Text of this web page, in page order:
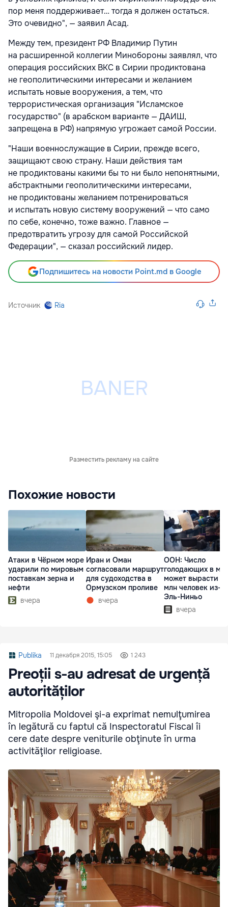
пор меня поддерживает… тогда я должен остаться.
Это очевидно", — заявил Асад.
Между тем, президент РФ Владимир Путин
на расширенной коллегии Минобороны заявлял, что
операция российских ВКС в Сирии продиктована
не геополитическими интересами и желанием
испытать новые вооружения, а тем, что
террористическая организация "Исламское
государство" (в арабском варианте — ДАИШ,
запрещена в РФ) напрямую угрожает самой России.
"Наши военнослужащие в Сирии, прежде всего,
защищают свою страну. Наши действия там
не продиктованы какими бы то ни было непонятными,
абстрактными геополитическими интересами,
не продиктованы желанием потренироваться
и испытать новую систему вооружений — что само
по себе, конечно, тоже важно. Главное —
предотвратить угрозу для самой Российской
Федерации", — сказал российский лидер.
Подпишитесь на новости Point.md в Google
Источник Ria
Разместить рекламу на сайте
Похожие новости
Атаки в Чёрном море
ударили по мировым
поставкам зерна и
нефти
вчера
Иран и Оман
согласовали маршрут
для судоходства в
Ормузском проливе
вчера
ООН: Число
голодающих в
может вырасти
млн человек из-за
Эль-Ниньо
вчера
Publika 11 декабря 2015, 15:05 1 243
Preoții s-au adresat de urgență
autorităților
Mitropolia Moldovei şi-a exprimat nemulţumirea
în legătură cu faptul că Inspectoratul Fiscal îi
cere date despre veniturile obţinute în urma
activităţilor religioase.